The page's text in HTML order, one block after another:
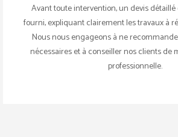
Avant toute intervention, un devis
fourni, expliquant clairement les travaux à
Nous nous engageons à ne
nécessaires et à conseiller nos clients de
professionnelle.